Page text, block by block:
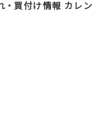
・買付け情報 カレン